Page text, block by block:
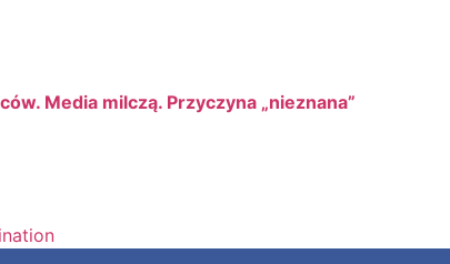
Media milczą. Przyczyna „nieznana”